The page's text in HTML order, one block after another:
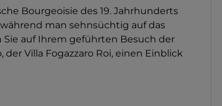
Bourgeoisie des 19. Jahrhunderts
man sehnsüchtig auf das
Sie auf Ihrem geführten Besuch der
Villa Fogazzaro Roi, einen Einblick